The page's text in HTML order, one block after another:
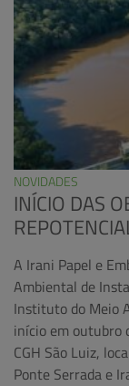
NOVIDADES
INÍCIO DAS
A Irani Papel e
Ambiental de
Instituto do Meio
início em outubro
CGH São Luiz,
Ponte Serrada e